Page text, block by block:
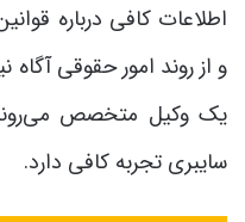
اطلاعات کافی درباره
و از روند امور حقوقی آگاه
یک وکیل متخصص می‌روند
سایبری تجربه کافی دارد.